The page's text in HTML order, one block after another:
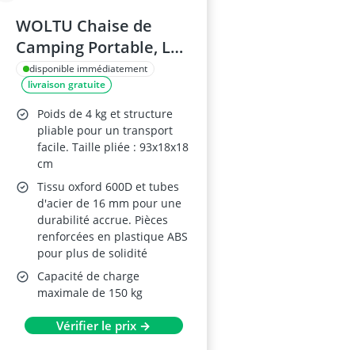
WOLTU Chaise de
Camping Portable, Lot
de 2, Bleu
disponible immédiatement
livraison gratuite
Poids de 4 kg et structure
pliable pour un transport
facile. Taille pliée : 93x18x18
cm
Tissu oxford 600D et tubes
d'acier de 16 mm pour une
durabilité accrue. Pièces
renforcées en plastique ABS
pour plus de solidité
Capacité de charge
maximale de 150 kg
Vérifier le prix →